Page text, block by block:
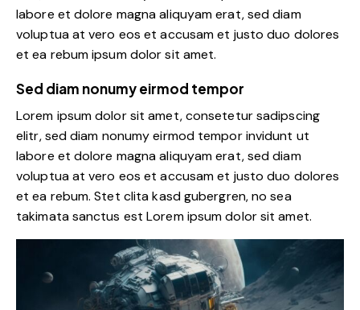
labore et dolore magna aliquyam erat, sed diam
voluptua at vero eos et accusam et justo duo dolores
et ea rebum ipsum dolor sit amet.
Sed diam nonumy eirmod tempor
Lorem ipsum dolor sit amet, consetetur sadipscing
elitr, sed diam nonumy eirmod tempor invidunt ut
labore et dolore magna aliquyam erat, sed diam
voluptua at vero eos et accusam et justo duo dolores
et ea rebum. Stet clita kasd gubergren, no sea
takimata sanctus est Lorem ipsum dolor sit amet.